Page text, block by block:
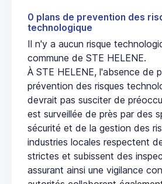
0 plans de prevention des
technologique
Il n'y a aucun risque
commune de STE HELENE.
À STE HELENE, l'absence de
prévention des risques
devrait pas susciter de
est surveillée de près par des
sécurité et de la gestion des
industries locales respectent
strictes et subissent des
assurant ainsi une vigilance